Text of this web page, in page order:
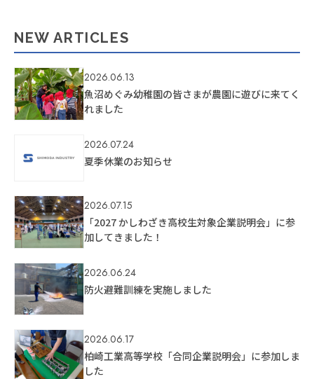
NEW ARTICLES
2026.06.13
魚沼めぐみ幼稚園の皆さまが農園に遊びに来てく
れました
2026.07.24
夏季休業のお知らせ
2026.07.15
「2027 かしわざき高校生対象企業説明会」に参
加してきました！
2026.06.24
防火避難訓練を実施しました
2026.06.17
柏崎工業高等学校「合同企業説明会」に参加しま
した